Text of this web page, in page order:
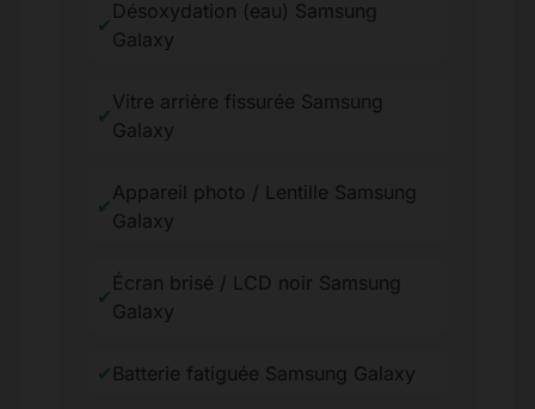
✔
Désoxydation (eau) Samsung
Galaxy
✔
Vitre arrière fissurée Samsung
Galaxy
✔
Appareil photo / Lentille Samsung
Galaxy
✔
Écran brisé / LCD noir Samsung
Galaxy
✔ Batterie fatiguée Samsung Galaxy